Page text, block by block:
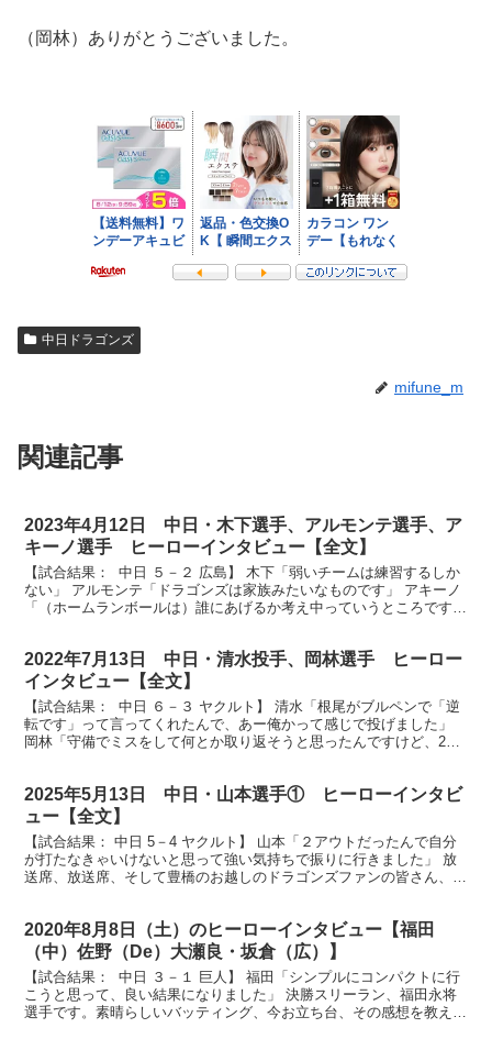
（岡林）ありがとうございました。
中日ドラゴンズ
mifune_m
関連記事
2023年4月12日 中日・木下選手、アルモンテ選手、ア
キーノ選手 ヒーローインタビュー【全文】
【試合結果： 中日 ５－２ 広島】 木下「弱いチームは練習するしか
ない」 アルモンテ「ドラゴンズは家族みたいなものです」 アキーノ
「（ホームランボールは）誰にあげるか考え中っていうところです」
2022年7月13日 中日・清水投手、岡林選手 ヒーロー
インタビュー【全文】
【試合結果： 中日 ６－３ ヤクルト】 清水「根尾がブルペンで「逆
転です」って言ってくれたんで、あー俺かって感じで投げました」
岡林「守備でミスをして何とか取り返そうと思ったんですけど、2回
2025年5月13日 中日・山本選手① ヒーローインタビ
ュー【全文】
【試合結果： 中日 5－4 ヤクルト】 山本「２アウトだったんで自分
が打たなきゃいけないと思って強い気持ちで振りに行きました」 放
送席、放送席、そして豊橋のお越しのドラゴンズファンの皆さん、ヒ
2020年8月8日（土）のヒーローインタビュー【福田
（中）佐野（De）大瀬良・坂倉（広）】
【試合結果： 中日 ３－１ 巨人】 福田「シンプルにコンパクトに行
こうと思って、良い結果になりました」 決勝スリーラン、福田永将
選手です。素晴らしいバッティング、今お立ち台、その感想を教えて